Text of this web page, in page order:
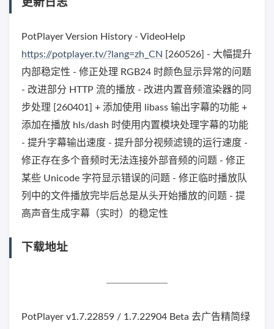
更新日志
PotPlayer Version History - VideoHelp
https://potplayer.tv/?lang=zh_CN [260526] - 大幅提升
内部稳定性 - 修正处理 RGB24 时颜色显示异常的问题
- 改进部分 HTTP 流的播放 - 改进内置音频渲染器的同
步处理 [260401] + 添加使用 libass 输出字幕的功能 +
添加在播放 hls/dash 时使用内置模块处理字幕的功能
- 提升字幕输出速度 - 提升部分视频滤镜的运行速度 -
修正存在多个音频时无法连接外部音频的问题 - 修正
某些 Unicode 字符显示错误的问题 - 修正临时播放队
列中的文件播放完毕后总是从头开始播放的问题 - 提
高声音生成字幕（实时）的稳定性
下载地址
PotPlayer v1.7.22859 / 1.7.22904 Beta 去广告精简绿